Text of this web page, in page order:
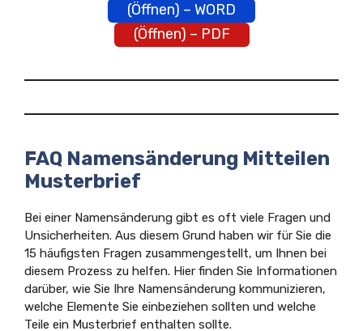
(Öffnen) – WORD
(Öffnen) – PDF
FAQ Namensänderung Mitteilen
Musterbrief
Bei einer Namensänderung gibt es oft viele Fragen und
Unsicherheiten. Aus diesem Grund haben wir für Sie die
15 häufigsten Fragen zusammengestellt, um Ihnen bei
diesem Prozess zu helfen. Hier finden Sie Informationen
darüber, wie Sie Ihre Namensänderung kommunizieren,
welche Elemente Sie einbeziehen sollten und welche
Teile ein Musterbrief enthalten sollte.